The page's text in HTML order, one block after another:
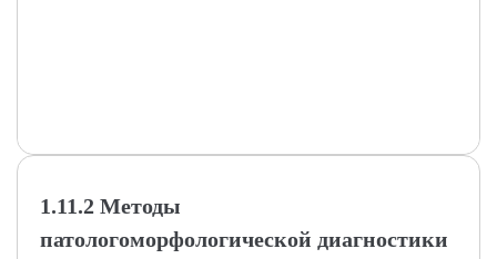
1.11.2 Методы
патологоморфологической диагностики